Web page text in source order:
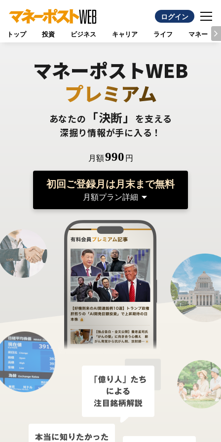
ログイン
トップ 投資 ビジネス キャリア ライフ マネー
マネーポストWEB
プレミアム
あなたの 「決断」
を支える
深掘り情報が手に入る！
月額990 円
初回ご登録月は月末まで無料
月額プラン詳細